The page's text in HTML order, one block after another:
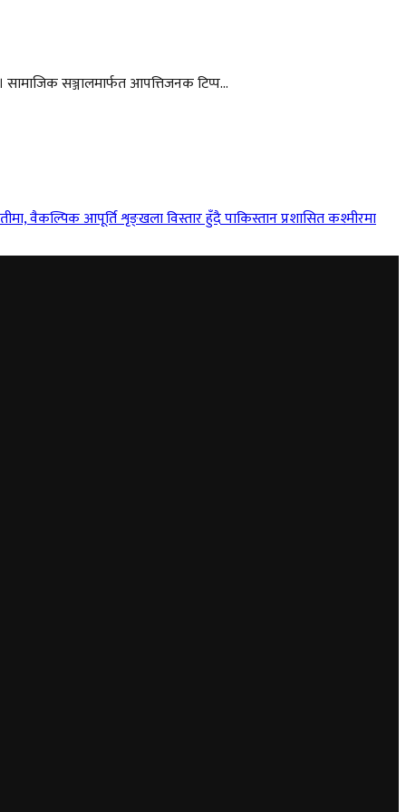
सञ्जालमार्फत आपत्तिजनक टिप्प...
वैकल्पिक आपूर्ति शृङ्खला विस्तार हुँदैपाकिस्तान प्रशासित कश्मीरमा